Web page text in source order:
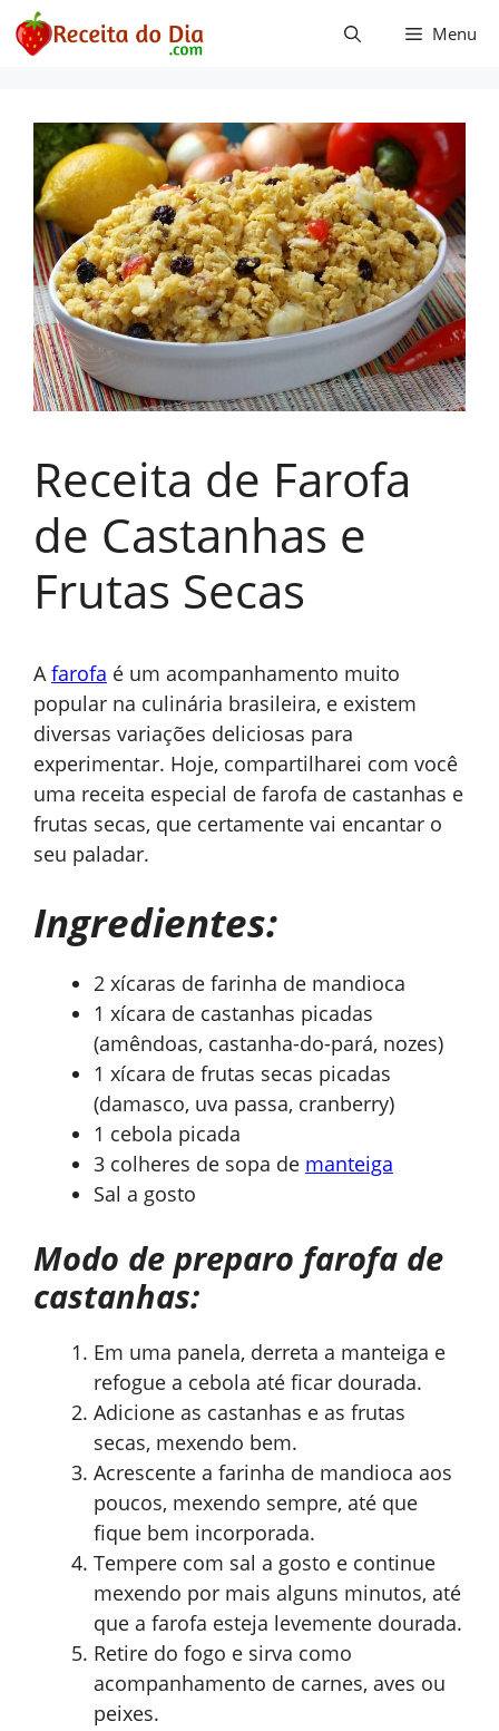
Pular
para
Menu
Receita de Farofa
de Castanhas e
Frutas Secas
A farofa é um acompanhamento muito
popular na culinária brasileira, e existem
diversas variações deliciosas para
experimentar. Hoje, compartilharei com você
uma receita especial de farofa de castanhas e
frutas secas, que certamente vai encantar o
seu paladar.
Ingredientes:
2 xícaras de farinha de mandioca
1 xícara de castanhas picadas
(amêndoas, castanha-do-pará, nozes)
1 xícara de frutas secas picadas
(damasco, uva passa, cranberry)
1 cebola picada
3 colheres de sopa de manteiga
Sal a gosto
Modo de preparo farofa de
castanhas:
Em uma panela, derreta a manteiga e
refogue a cebola até ficar dourada.
Adicione as castanhas e as frutas
secas, mexendo bem.
Acrescente a farinha de mandioca aos
poucos, mexendo sempre, até que
fique bem incorporada.
Tempere com sal a gosto e continue
mexendo por mais alguns minutos, até
que a farofa esteja levemente dourada.
Retire do fogo e sirva como
acompanhamento de carnes, aves ou
peixes.